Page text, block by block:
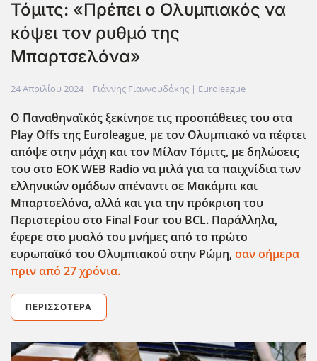
Τόμιτς: «Πρέπει ο Ολυμπιακός να
κόψει τον ρυθμό της
Μπαρτσελόνα»
24 Απριλίου 2024 | Γιάννης Γιαννουδάκης | Euroleague
Ο Παναθηναϊκός ξεκίνησε τις προσπάθειες του στα
Play Offs της Euroleague, με τον Ολυμπιακό να πέφτει
απόψε στην μάχη και τον Μίλαν Τόμιτς, με δηλώσεις
του στο EOKWEB Radiο να μιλά για τα παιχνίδια των
ελληνικών ομάδων απέναντι σε Μακάμπι και
Μπαρτσελόνα, αλλά και για την πρόκριση του
Περιστερίου στο Final Fourτου BCL. Παράλληλα,
έφερε στο μυαλό του μνήμες από το πρώτο
ευρωπαϊκό του Ολυμπιακού στην Ρώμη,σαν σήμερα
πριν από 27 χρόνια.
ΠΕΡΙΣΣΌΤΕΡΑ